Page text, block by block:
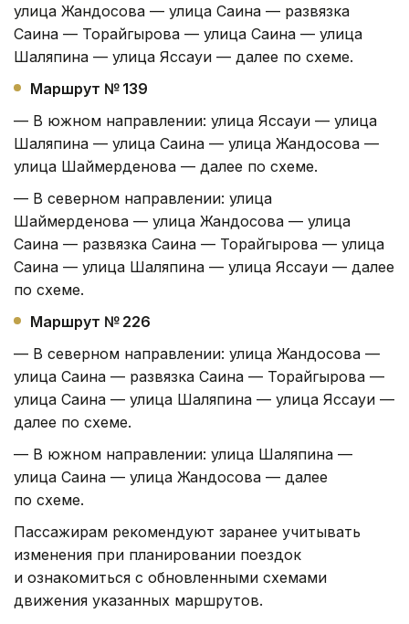
улица Жандосова — улица Саина — развязка
Саина — Торайгырова — улица Саина — улица
Шаляпина — улица Яссауи — далее по схеме.
Маршрут № 139
— В южном направлении: улица Яссауи — улица
Шаляпина — улица Саина — улица Жандосова —
улица Шаймерденова — далее по схеме.
— В северном направлении: улица
Шаймерденова — улица Жандосова — улица
Саина — развязка Саина — Торайгырова — улица
Саина — улица Шаляпина — улица Яссауи — далее
по схеме.
Маршрут № 226
— В северном направлении: улица Жандосова —
улица Саина — развязка Саина — Торайгырова —
улица Саина — улица Шаляпина — улица Яссауи —
далее по схеме.
— В южном направлении: улица Шаляпина —
улица Саина — улица Жандосова — далее
по схеме.
Пассажирам рекомендуют заранее учитывать
изменения при планировании поездок
и ознакомиться с обновленными схемами
движения указанных маршрутов.